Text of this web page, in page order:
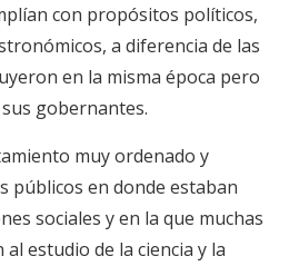
con propósitos políticos,
a diferencia de las
en la misma época pero
gobernantes.
muy ordenado y
públicos en donde estaban
sociales y en la que muchas
estudio de la ciencia y la